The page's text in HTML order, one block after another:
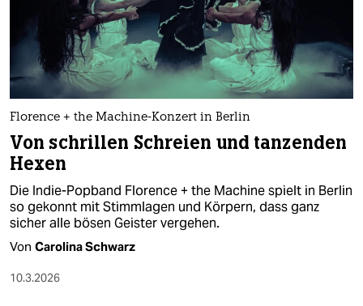
Florence + the Machine-Konzert in Berlin
Von schrillen Schreien und tanzenden
Hexen
Die Indie-Popband Florence + the Machine spielt in Berlin
so gekonnt mit Stimmlagen und Körpern, dass ganz
sicher alle bösen Geister vergehen.
Von Carolina Schwarz
10.3.2026